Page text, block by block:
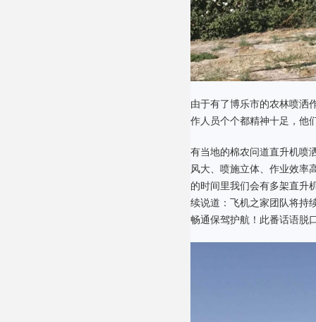
由于有了博乐市的农林喷洒
作人员个个都精神十足，他
有当地的棉农问道直升机喷
风大、喷施立体、作业效率
的时间里我们会有多架直升
续说道：飞机之家团队将持
畅通保驾护航！此番话语脱